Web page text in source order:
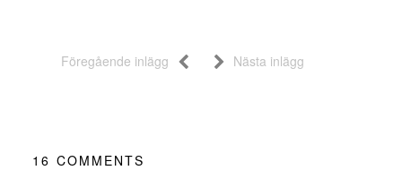
Föregående inlägg Nästa inlägg
16 COMMENTS